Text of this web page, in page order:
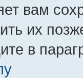
вам
их
в